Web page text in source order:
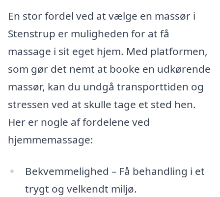
En stor fordel ved at vælge en massør i
Stenstrup er muligheden for at få
massage i sit eget hjem. Med platformen,
som gør det nemt at booke en udkørende
massør, kan du undgå transporttiden og
stressen ved at skulle tage et sted hen.
Her er nogle af fordelene ved
hjemmemassage:
Bekvemmelighed – Få behandling i et
trygt og velkendt miljø.